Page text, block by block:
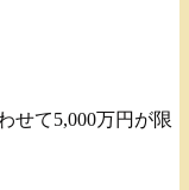
せて5,000万円が限